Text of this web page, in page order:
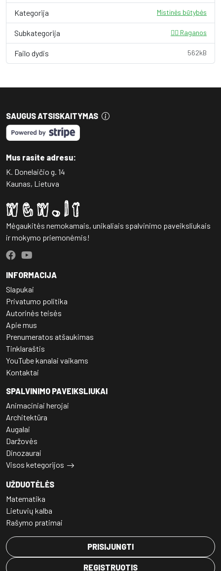
Kategorija Mistinės būtybės
Subkategorija 🧙‍♀️ Raganos
Failo dydis 562kB
SAUGUS ATSISKAITYMAS
Mus rasite adresu:
K. Donelaičio g. 14
Kaunas, Lietuva
Mėgaukitės nemokamais, unikaliais spalvinimo paveiksliukais
ir mokymo priemonėmis!
INFORMACIJA
Slapukai
Privatumo politika
Autorinės teisės
Apie mus
Prenumeratos atšaukimas
Tinklaraštis
YouTube kanalai vaikams
Kontaktai
SPALVINIMO PAVEIKSLIUKAI
Animaciniai herojai
Architektūra
Augalai
Daržovės
Dinozaurai
Visos ketegorijos
UŽDUOTĖLĖS
Matematika
Lietuvių kalba
Rašymo pratimai
PRISIJUNGTI
REGISTRUOTIS